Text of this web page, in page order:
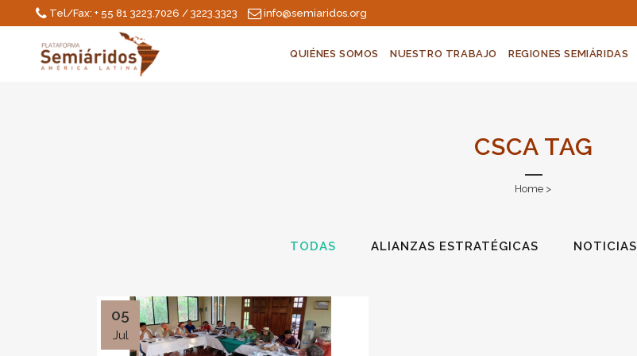
Tel/Fax: + 55 81 3223.7026 / 3223.3323 info@semiaridos.org
QUIÉNES SOMOS NUESTRO TRABAJO REGIONES SEMIÁRIDAS
CSCA TAG
Home>
TODAS ALIANZAS ESTRATÉGICAS NOTICIAS
05
Jul